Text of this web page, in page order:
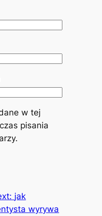
w tej
pisania
jak
wyrywa